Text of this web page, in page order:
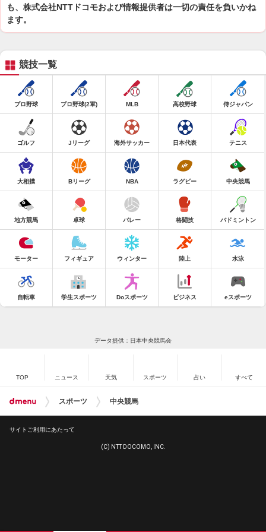
も、株式会社NTTドコモおよび情報提供者は一切の責任を負いかね
ます。
競技一覧
プロ野球 プロ野球(2軍) MLB 高校野球 侍ジャパン
ゴルフ Jリーグ 海外サッカー 日本代表 テニス
大相撲 Bリーグ NBA ラグビー 中央競馬
地方競馬 卓球 バレー 格闘技 バドミントン
モーター フィギュア ウィンター 陸上 水泳
自転車 学生スポーツ Doスポーツ ビジネス eスポーツ
データ提供：日本中央競馬会
TOP ニュース 天気 スポーツ 占い すべて
スポーツ 中央競馬
サイトご利用にあたって
(C) NTT DOCOMO, INC.